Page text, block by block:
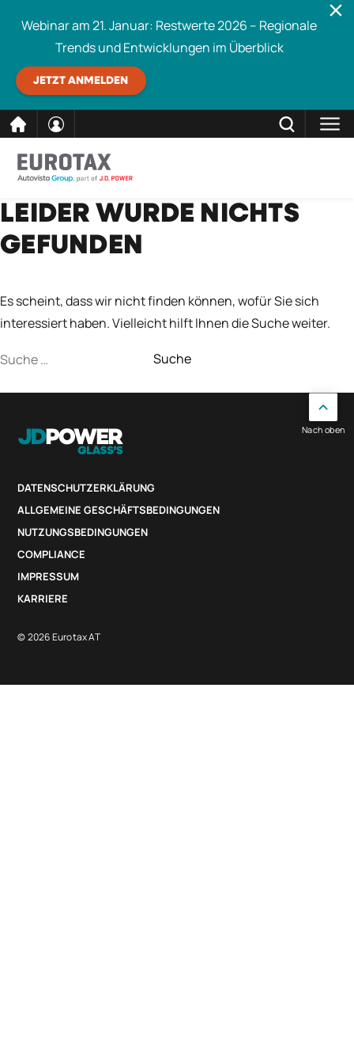
direkt
zum
Inhalt
Webinar am 21. Januar: Restwerte 2026 – Regionale
Trends und Entwicklungen im Überblick
JETZT ANMELDEN
Eurotax durchsuchen SCHLIESSEN
LEIDER WURDE NICHTS
GEFUNDEN
Es scheint, dass wir nicht finden können, wofür Sie sich
interessiert haben. Vielleicht hilft Ihnen die Suche weiter.
Suche
DATENSCHUTZERKLÄRUNG
ALLGEMEINE GESCHÄFTSBEDINGUNGEN
NUTZUNGSBEDINGUNGEN
COMPLIANCE
IMPRESSUM
KARRIERE
© 2026 Eurotax AT
Nach oben